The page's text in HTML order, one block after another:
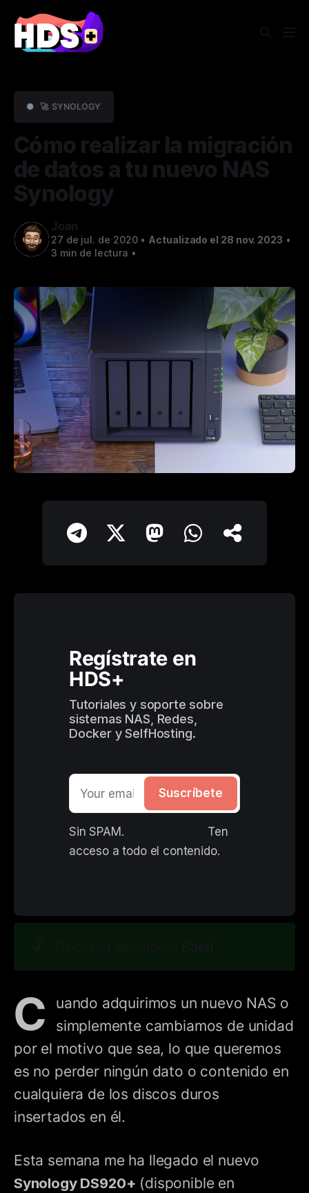
● 🚀 SYNOLOGY
Cómo realizar la migración
de datos a tu nuevo NAS
Synology
Joan
27 de jul. de 2020• Actualizado el 28 nov. 2023 •
3 min de lectura •
Regístrate en
HDS+
Tutoriales y soporte sobre
sistemas NAS, Redes,
Docker y SelfHosting.
Suscríbete
Sin SPAM.
Ten
acceso a todo el contenido.
C
uando adquirimos un nuevo NAS o
simplemente cambiamos de unidad
por el motivo que sea, lo que queremos
es no perder ningún dato o contenido en
cualquiera de los discos duros
insertados en él.
Esta semana me ha llegado el nuevo
Synology DS920+ (disponible en